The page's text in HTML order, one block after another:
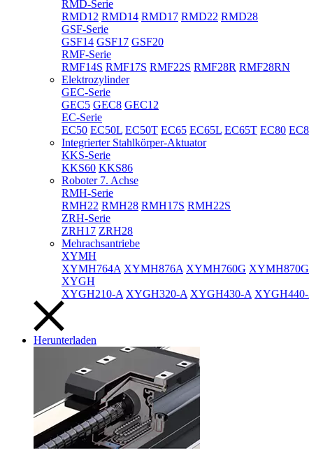
RMD-Serie
RMD12 RMD14 RMD17 RMD22 RMD28
GSF-Serie
GSF14 GSF17 GSF20
RMF-Serie
RMF14S RMF17S RMF22S RMF28R RMF28RN
Elektrozylinder
GEC-Serie
GEC5 GEC8 GEC12
EC-Serie
EC50 EC50L EC50T EC65 EC65L EC65T EC80
Integrierter Stahlkörper-Aktuator
KKS-Serie
KKS60 KKS86
Roboter 7. Achse
RMH-Serie
RMH22 RMH28 RMH17S RMH22S
ZRH-Serie
ZRH17 ZRH28
Mehrachsantriebe
XYMH
XYMH764A XYMH876A XYMH760G XYMH870G
XYGH
XYGH210-A XYGH320-A XYGH430-A
Herunterladen